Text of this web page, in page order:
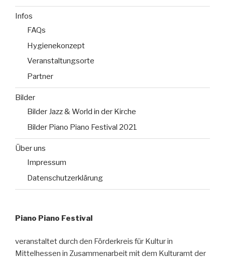
Infos
FAQs
Hygienekonzept
Veranstaltungsorte
Partner
Bilder
Bilder Jazz & World in der Kirche
Bilder Piano Piano Festival 2021
Über uns
Impressum
Datenschutzerklärung
Piano Piano Festival
veranstaltet durch den Förderkreis für Kultur in
Mittelhessen in Zusammenarbeit mit dem Kulturamt der